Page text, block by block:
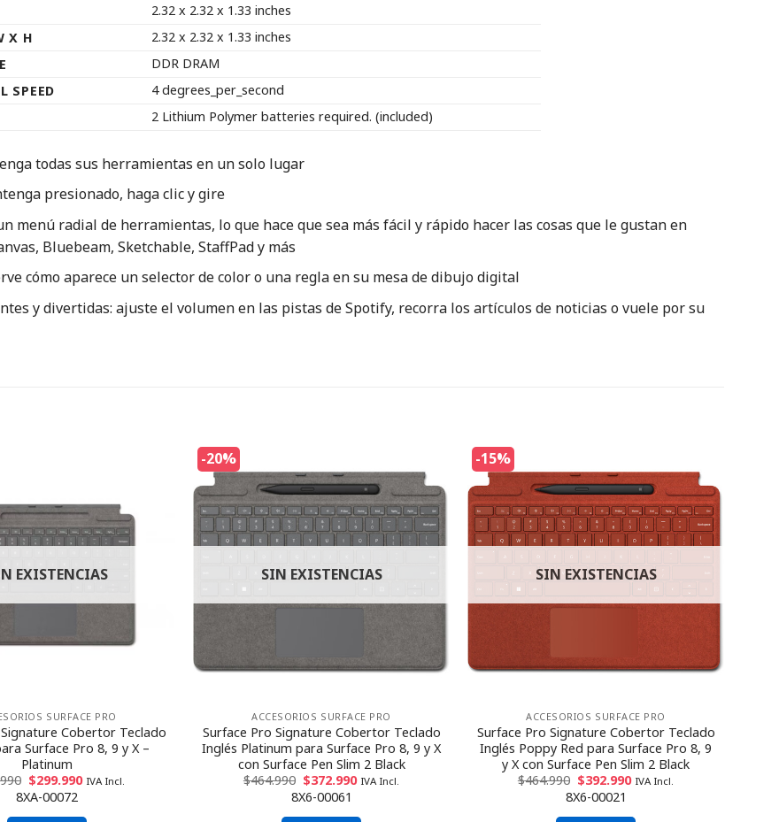
2.32 x 2.32 x 1.33 inches
X H
2.32 x 2.32 x 1.33 inches
DDR DRAM
SPEED
4 degrees_per_second
2 Lithium Polymer batteries required. (included)
todas sus herramientas en un solo lugar
presionado, haga clic y gire
menú radial de herramientas, lo que hace que sea más fácil y rápido hacer las cosas que le gustan en
Bluebeam, Sketchable, StaffPad y más
cómo aparece un selector de color o una regla en su mesa de dibujo digital
y divertidas: ajuste el volumen en las pistas de Spotify, recorra los artículos de noticias o vuele por su
EXISTENCIAS
SURFACE PRO
Cobertor Teclado
Surface Pro 8, 9 y X –
Platinum
$299.990 IVA Incl.
8XA-00072
-20%
SIN EXISTENCIAS
ACCESORIOS SURFACE PRO
Surface Pro Signature Cobertor Teclado
Inglés Platinum para Surface Pro 8, 9 y X
con Surface Pen Slim 2 Black
$464.990 $372.990 IVA Incl.
8X6-00061
-15%
SIN EXISTENCIAS
ACCESORIOS SURFACE PRO
Surface Pro Signature Cobertor Teclado
Inglés Poppy Red para Surface Pro 8, 9
y X con Surface Pen Slim 2 Black
$464.990 $392.990 IVA Incl.
8X6-00021